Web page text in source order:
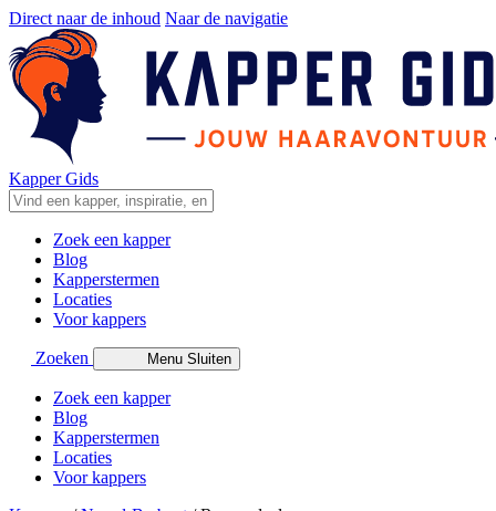
Direct naar de inhoud Naar de navigatie
Kapper Gids
Zoek een kapper
Blog
Kapperstermen
Locaties
Voor kappers
Zoeken Menu Sluiten
Zoek een kapper
Blog
Kapperstermen
Locaties
Voor kappers